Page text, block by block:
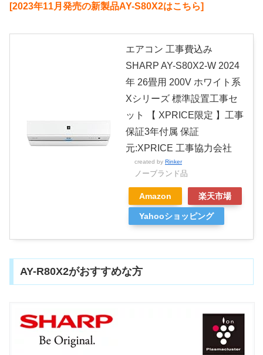
[2023年11月発売の新製品AY-S80X2はこちら]
エアコン 工事費込み
SHARP AY-S80X2-W 2024
年 26畳用 200V ホワイト系
Xシリーズ 標準設置工事セ
ット 【 XPRICE限定 】工事
保証3年付属 保証
元:XPRICE 工事協力会社
created by Rinker
ノーブランド品
Amazon 楽天市場
Yahooショッピング
AY-R80X2がおすすめな方